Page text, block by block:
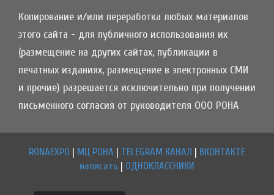
Копирование и/или переработка любых материалов
этого сайта - для публичного использования их
(размещение на других сайтах, публикации в
печатных изданиях, размещение в электронных СМИ
и прочие) разрешается исключительно при получении
письменного согласия от руководителя ООО РОНА
RONAEXPO МЦ РОНА TELEGRAM КАНАЛ
ВКОНТАКТЕ
написать
ОДНОКЛАССНИКИ